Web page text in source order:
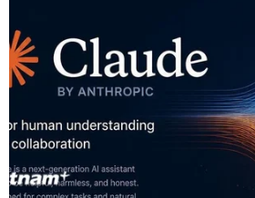
Nhập khẩu thịt lợn tăng
gặp khó từ thuế và nguồn